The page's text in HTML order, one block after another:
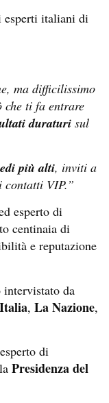
esperti italiani di
ma difficilissimo
che ti fa entrare
duraturi sul
più alti, inviti a
contatti VIP.”
esperto di
centinaia di
e reputazione
intervistato da
, La Nazione,
di
Presidenza del